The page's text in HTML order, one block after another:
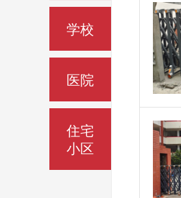
学校
医院
住宅
小区